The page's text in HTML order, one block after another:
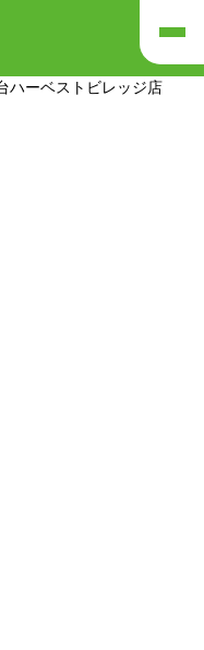
ーベストビレッジ店